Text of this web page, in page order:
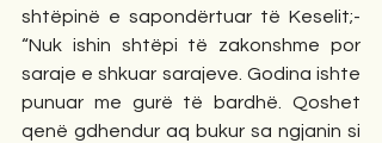
shtëpinë e sapondërtuar të Keselit;-
“Nuk ishin shtëpi të zakonshme por
saraje e shkuar sarajeve. Godina ishte
punuar me gurë të bardhë. Qoshet
qenë gdhendur aq bukur sa ngjanin si